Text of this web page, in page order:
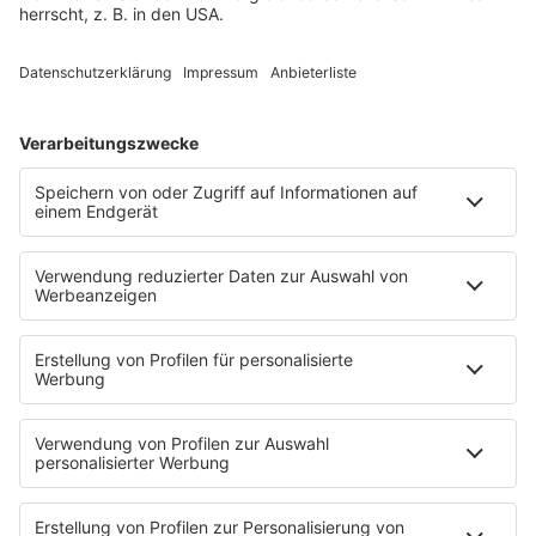
Programm
Aktuelles
Zum Nachhören
Nachrichten
Wetter
Blitzer & Verkehr
Programmübersicht
Team
Podcasts
Access All Areas
delta Backstage
Jahrhundertgeschichten